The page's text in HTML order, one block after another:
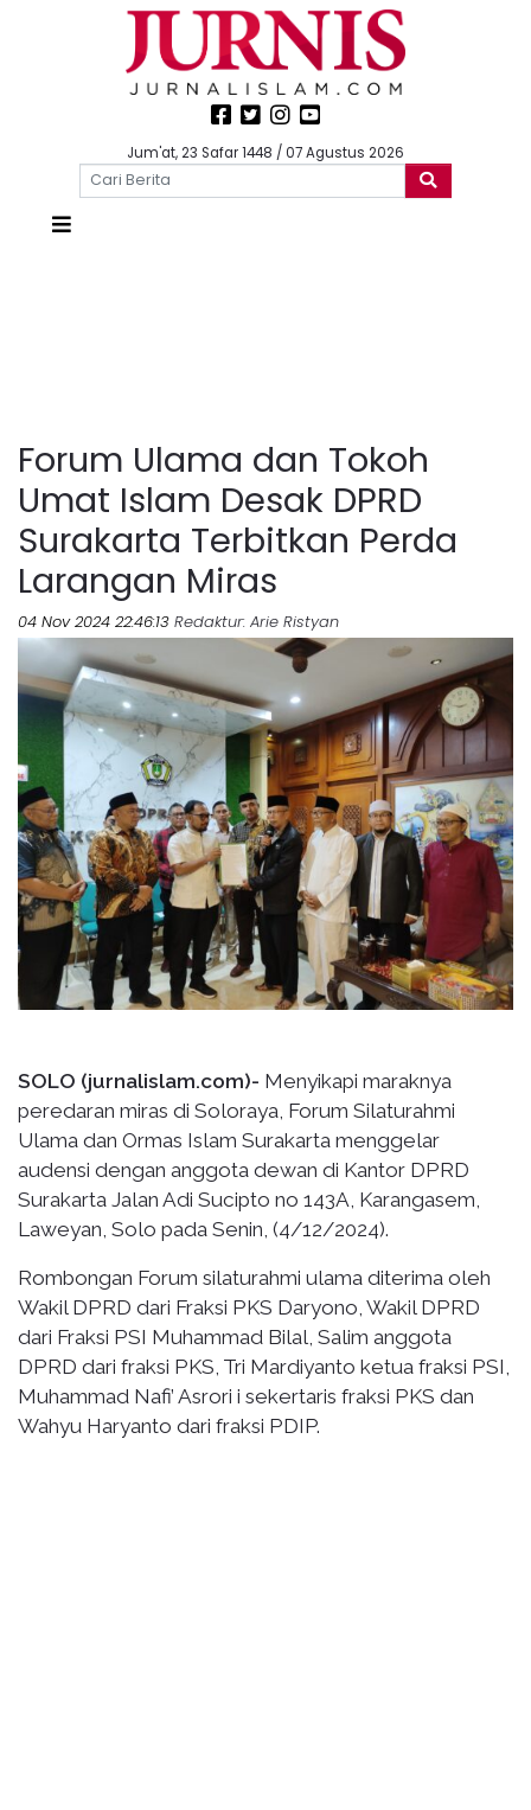
Jum'at, 23 Safar 1448 / 07 Agustus 2026
Forum Ulama dan Tokoh
Umat Islam Desak DPRD
Surakarta Terbitkan Perda
Larangan Miras
04 Nov 2024 22:46:13 Redaktur: Arie Ristyan
SOLO (jurnalislam.com)- Menyikapi maraknya
peredaran miras di Soloraya, Forum Silaturahmi
Ulama dan Ormas Islam Surakarta menggelar
audensi dengan anggota dewan di Kantor DPRD
Surakarta Jalan Adi Sucipto no 143A, Karangasem,
Laweyan, Solo pada Senin, (4/12/2024).
Rombongan Forum silaturahmi ulama diterima oleh
Wakil DPRD dari Fraksi PKS Daryono, Wakil DPRD
dari Fraksi PSI Muhammad Bilal, Salim anggota
DPRD dari fraksi PKS, Tri Mardiyanto ketua fraksi PSI,
Muhammad Nafi’ Asrori i sekertaris fraksi PKS dan
Wahyu Haryanto dari fraksi PDIP.